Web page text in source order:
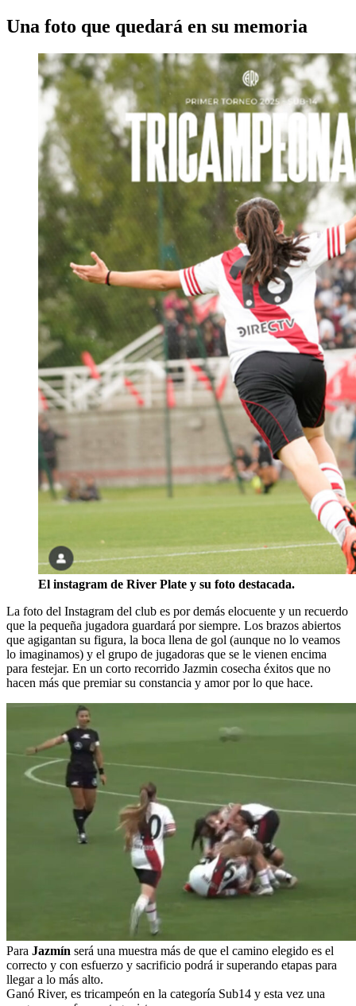
Una foto que quedará en su memoria
El instagram de River Plate y su foto destacada.
La foto del Instagram del club es por demás elocuente y un recuerdo
que la pequeña jugadora guardará por siempre. Los brazos abiertos
que agigantan su figura, la boca llena de gol (aunque no lo veamos
lo imaginamos) y el grupo de jugadoras que se le vienen encima
para festejar. En un corto recorrido Jazmin cosecha éxitos que no
hacen más que premiar su constancia y amor por lo que hace.
Para Jazmín será una muestra más de que el camino elegido es el
correcto y con esfuerzo y sacrificio podrá ir superando etapas para
llegar a lo más alto.
Ganó River, es tricampeón en la categoría Sub14 y esta vez una